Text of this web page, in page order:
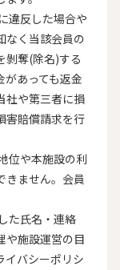
違反した場合や
なく当該会員の
剝奪(除名)する
があっても返金
社や第三者に損
害賠償請求を行
位や本施設の利
きません。会員
た氏名・連絡
や施設運営の目
イバシーポリシ